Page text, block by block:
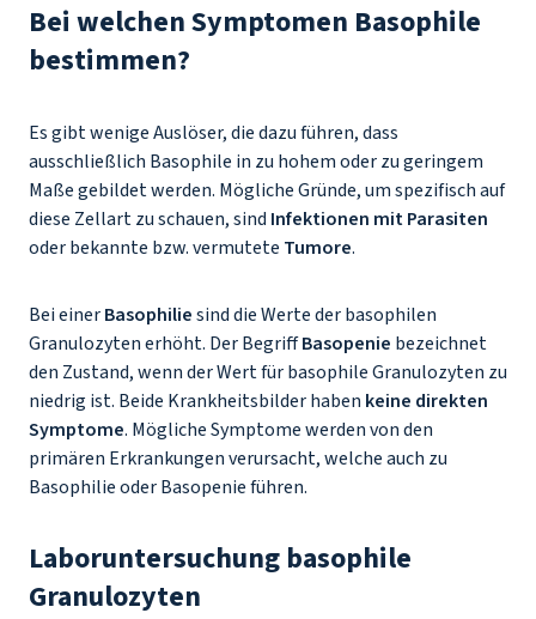
Bei welchen Symptomen Basophile
bestimmen?
Es gibt wenige Auslöser, die dazu führen, dass
ausschließlich Basophile in zu hohem oder zu geringem
Maße gebildet werden. Mögliche Gründe, um spezifisch auf
diese Zellart zu schauen, sind Infektionen mit Parasiten
oder bekannte bzw. vermutete Tumore.
Bei einerBasophiliesind die Werte der basophilen
Granulozyten erhöht. Der BegriffBasopenie bezeichnet
den Zustand, wenn der Wert für basophile Granulozyten zu
niedrig ist. Beide Krankheitsbilder haben keine direkten
Symptome. Mögliche Symptome werden von den
primären Erkrankungen verursacht, welche auch zu
Basophilie oder Basopenie führen.
Laboruntersuchung basophile
Granulozyten